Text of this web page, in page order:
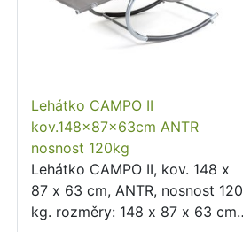
Lehátko CAMPO II
kov.148x87x63cm ANTR
nosnost 120kg
Lehátko CAMPO II, kov. 148 x
87 x 63 cm, ANTR, nosnost 120
kg. rozměry: 148 x 87 x 63 cm